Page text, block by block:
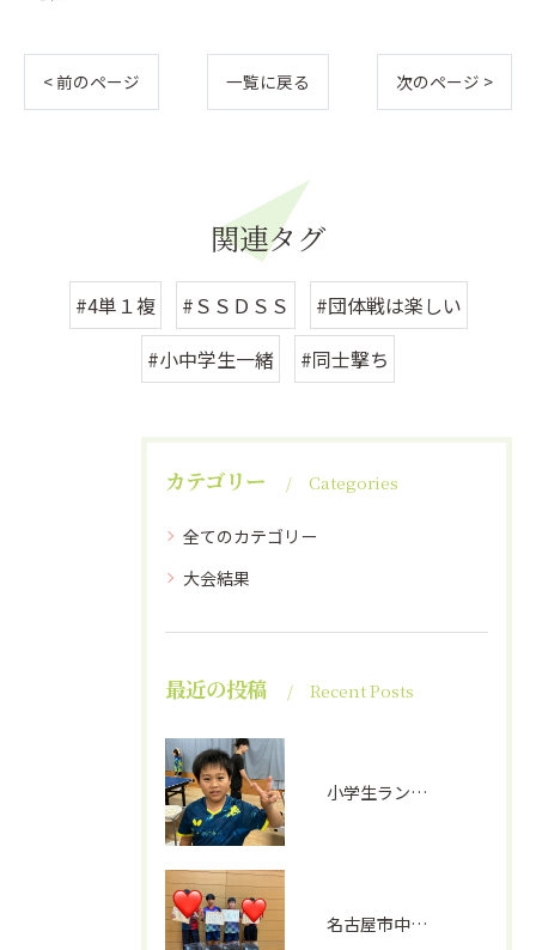
< 前のページ 一覧に戻る 次のページ >
関連タグ
#4単１複 #ＳＳＤＳＳ
#団体戦は楽しい
#小中学生一緒
#同士撃ち
カテゴリー Categories
全てのカテゴリー
大会結果
最近の投稿 Recent Posts
小学生ランキング戦①
名古屋市中学生選手権(男子)